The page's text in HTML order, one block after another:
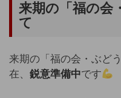
来期の「福の会
て
来期の「福の会・ぶど
在、 鋭意準備中です